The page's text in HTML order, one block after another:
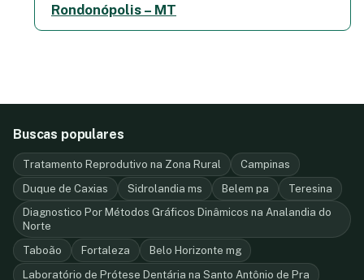
Rondonópolis – MT
Buscas populares
Tratamento Reprodutivo na Zona Rural
Campinas
Duque de Caxias
Sidrolandia ms Belem pa
Teresina
Diagnostico Por Métodos Gráficos Dinâmicos na Analandia do
Norte
Taboão
Fortaleza
Belo Horizonte mg
Laboratório de Prótese Dentária na Santo Antônio de Pra